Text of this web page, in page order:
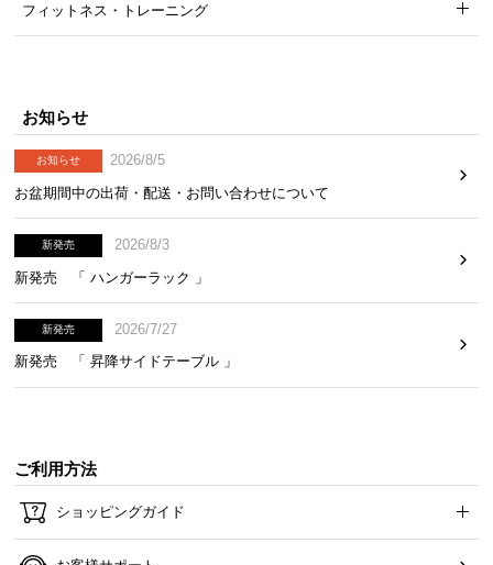
フィットネス・トレーニング
お知らせ
お知らせ
2026/8/5
お盆期間中の出荷・配送・お問い合わせについて
新発売
2026/8/3
新発売 「 ハンガーラック 」
新発売
2026/7/27
新発売 「 昇降サイドテーブル 」
ご利用方法
ショッピングガイド